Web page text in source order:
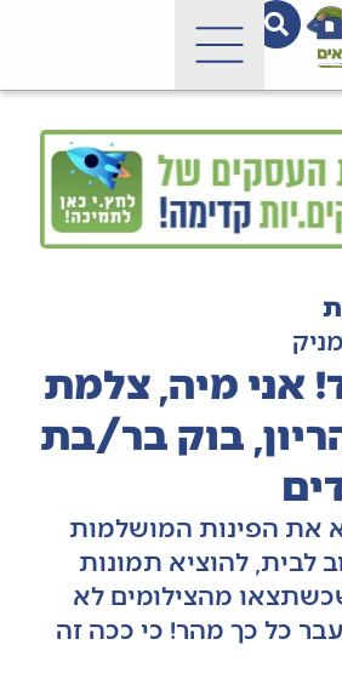
אני מיה, צלמת
בוק בר/בת
את הפינות המושלמות
לבית, להוציא תמונות
מהצילומים לא
כל כך מהר! כי ככה זה